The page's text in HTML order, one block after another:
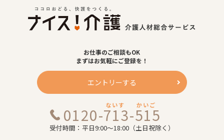
お仕事のご相談もOK
まずはお気軽にご登録を！
エントリーする
0120-713-515
ないす かいご
受付時間：平日9:00～18:00（土日祝除く）